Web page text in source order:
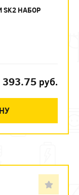
НАБОР
393.75 руб.